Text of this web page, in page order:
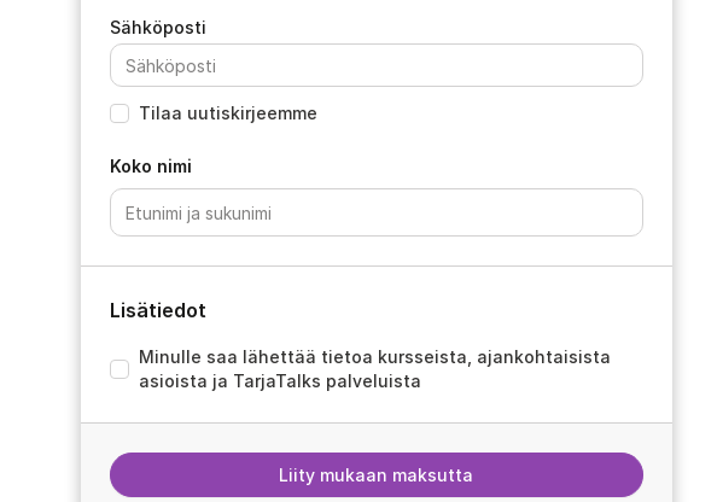
Tilaa uutiskirjeemme
Koko nimi
Lisätiedot
Minulle saa lähettää tietoa kursseista, ajankohtaisista
asioista ja TarjaTalks palveluista
Liity mukaan maksutta